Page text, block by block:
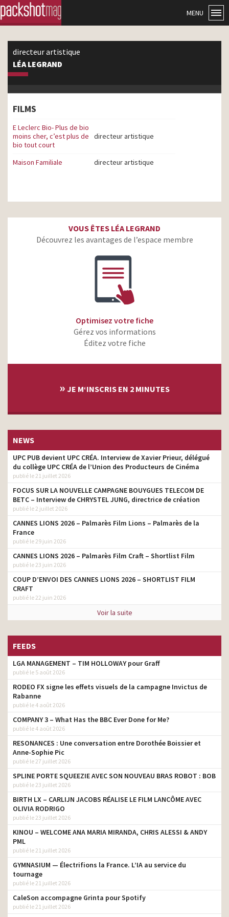
MENU
directeur artistique
LÉA LEGRAND
FILMS
E Leclerc Bio- Plus de bio
moins cher, c’est plus de
bio tout court
directeur artistique
Maison Familiale directeur artistique
VOUS ÊTES LÉA LEGRAND
Découvrez les avantages de l’espace membre
Optimisez votre fiche
Gérez vos informations
Éditez votre fiche
» JE M‘INSCRIS EN 2 MINUTES
NEWS
UPC PUB devient UPC CRÉA. Interview de Xavier Prieur, délégué
du collège UPC CRÉA de l’Union des Producteurs de Cinéma
publié le 21 juillet 2026
FOCUS SUR LA NOUVELLE CAMPAGNE BOUYGUES TELECOM DE
BETC – Interview de CHRYSTEL JUNG, directrice de création
publié le 2 juillet 2026
CANNES LIONS 2026 – Palmarès Film Lions – Palmarès de la
France
publié le 29 juin 2026
CANNES LIONS 2026 – Palmarès Film Craft – Shortlist Film
publié le 23 juin 2026
COUP D’ENVOI DES CANNES LIONS 2026 – SHORTLIST FILM
CRAFT
publié le 22 juin 2026
Voir la suite
FEEDS
LGA MANAGEMENT – TIM HOLLOWAY pour Graff
publié le 5 août 2026
RODEO FX signe les effets visuels de la campagne Invictus de
Rabanne
publié le 4 août 2026
COMPANY 3 – What Has the BBC Ever Done for Me?
publié le 4 août 2026
RESONANCES : Une conversation entre Dorothée Boissier et
Anne-Sophie Pic
publié le 27 juillet 2026
SPLINE PORTE SQUEEZIE AVEC SON NOUVEAU BRAS ROBOT : BOB
publié le 23 juillet 2026
BIRTH LX – CARLIJN JACOBS RÉALISE LE FILM LANCÔME AVEC
OLIVIA RODRIGO
publié le 23 juillet 2026
KINOU – WELCOME ANA MARIA MIRANDA, CHRIS ALESSI & ANDY
PML
publié le 21 juillet 2026
GYMNASIUM — Électrifions la France. L’IA au service du
tournage
publié le 21 juillet 2026
CaleSon accompagne Grinta pour Spotify
publié le 21 juillet 2026